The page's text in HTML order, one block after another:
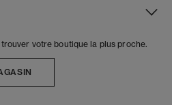
votre boutique la plus proche.